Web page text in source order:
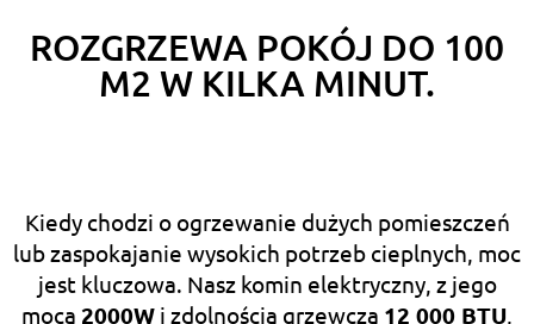
ROZGRZEWA POKÓJ DO 100
M2 W KILKA MINUT.
Kiedy chodzi o ogrzewanie dużych pomieszczeń
lub zaspokajanie wysokich potrzeb cieplnych, moc
jest kluczowa. Nasz komin elektryczny, z jego
mocą 2000W i zdolnością grzewczą 12 000 BTU,